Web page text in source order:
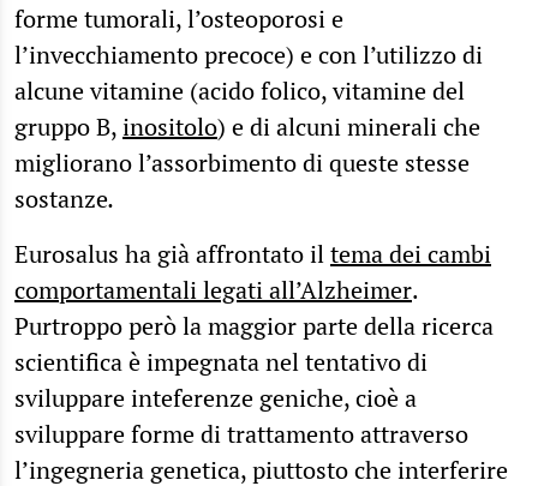
forme tumorali, l’osteoporosi e
l’invecchiamento precoce) e con l’utilizzo di
alcune vitamine (acido folico, vitamine del
gruppo B,inositolo) e di alcuni minerali che
migliorano l’assorbimento di queste stesse
sostanze.
Eurosalus ha già affrontato iltema dei cambi
comportamentali legati all’Alzheimer.
Purtroppo però la maggior parte della ricerca
scientifica è impegnata nel tentativo di
sviluppare inteferenze geniche, cioè a
sviluppare forme di trattamento attraverso
l’ingegneria genetica, piuttosto che interferire